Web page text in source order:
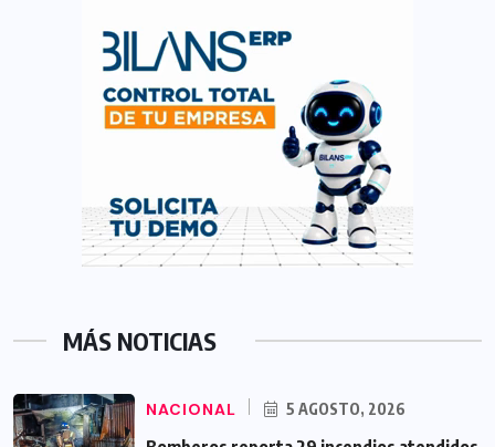
MÁS NOTICIAS
NACIONAL 5 AGOSTO, 2026